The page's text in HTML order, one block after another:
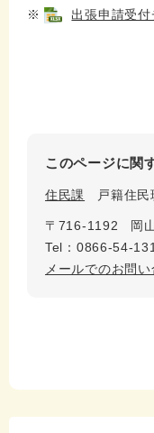
※ 出張申請受
このページに関
住民課 戸籍住民
〒716-1192
岡
Tel：0866-54-
メールでのお問